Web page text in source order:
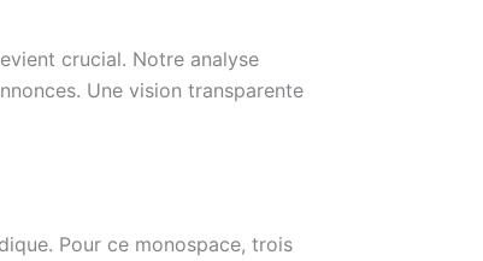
crucial. Notre analyse
Une vision transparente
Pour ce monospace, trois